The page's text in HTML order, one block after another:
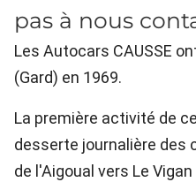
pas à nous
Les Autocars CAUSSE
(Gard) en 1969.
La première activité de
desserte journalière des
de l'Aigoual vers Le